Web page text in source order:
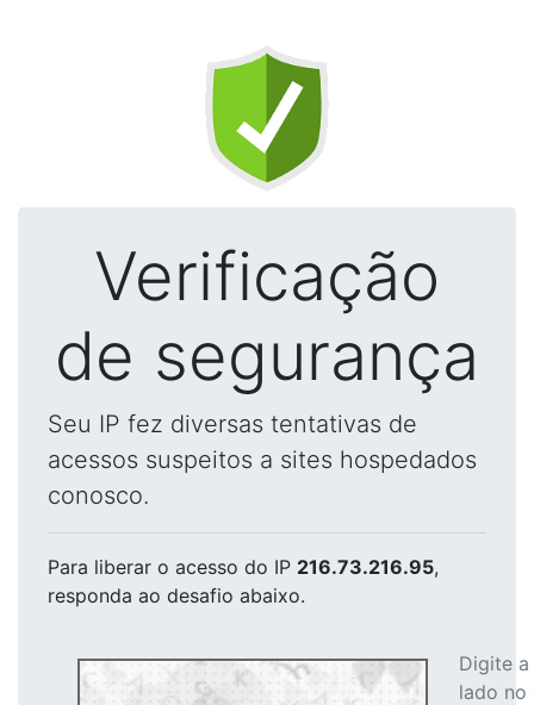
Verificação
de segurança
Seu IP fez diversas tentativas de
acessos suspeitos a sites hospedados
conosco.
Para liberar o acesso do IP 216.73.216.95,
responda ao desafio abaixo.
Digite
lado no